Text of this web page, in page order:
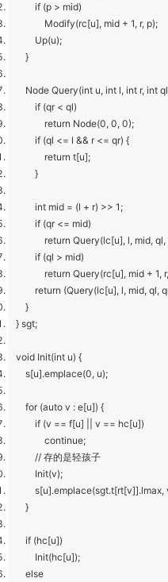
if (p > mid)
Modify(rc[u], mid + 1, r, p);
Up(u);
}
Node Query(int u, int l, int r, int
if (qr < ql)
return Node(0, 0, 0);
if (ql <= l && r <= qr) {
return t[u];
}
int mid = (l + r) >> 1;
if (qr <= mid)
return Query(lc[u], l, mid, ql,
if (ql > mid)
return Query(rc[u], mid + 1, r,
return (Query(lc[u], l, mid, ql,
}
} sgt;
void Init(int u) {
s[u].emplace(0, u);
for (auto v : e[u]) {
if (v == f[u] || v == hc[u])
continue;
// 存的是轻孩子
Init(v);
s[u].emplace(sgt.t[rt[v]].lmax,
}
if (hc[u])
Init(hc[u]);
else